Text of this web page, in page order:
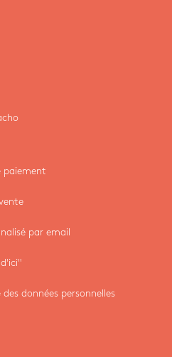
paiement
par email
données personnelles